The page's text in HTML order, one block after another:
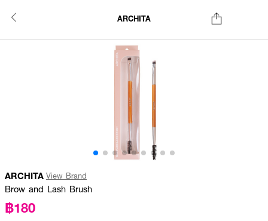
ARCHITA
ARCHITA View Brand
Brow and Lash Brush
฿180